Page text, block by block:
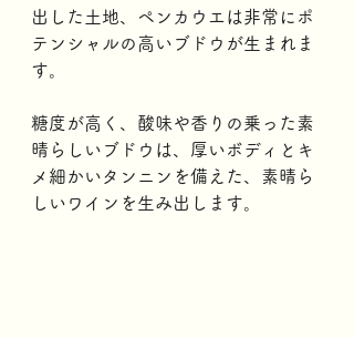
出した土地、ペンカウエは非常にポ
テンシャルの高いブドウが生まれま
す。
糖度が高く、酸味や香りの乗った素
晴らしいブドウは、厚いボディとキ
メ細かいタンニンを備えた、素晴ら
しいワインを生み出します。